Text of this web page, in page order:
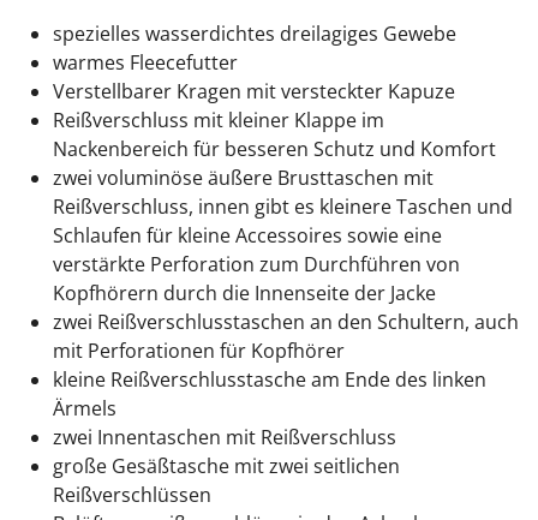
spezielles wasserdichtes dreilagiges Gewebe
warmes Fleecefutter
Verstellbarer Kragen mit versteckter Kapuze
Reißverschluss mit kleiner Klappe im
Nackenbereich für besseren Schutz und Komfort
zwei voluminöse äußere Brusttaschen mit
Reißverschluss, innen gibt es kleinere Taschen und
Schlaufen für kleine Accessoires sowie eine
verstärkte Perforation zum Durchführen von
Kopfhörern durch die Innenseite der Jacke
zwei Reißverschlusstaschen an den Schultern, auch
mit Perforationen für Kopfhörer
kleine Reißverschlusstasche am Ende des linken
Ärmels
zwei Innentaschen mit Reißverschluss
große Gesäßtasche mit zwei seitlichen
Reißverschlüssen